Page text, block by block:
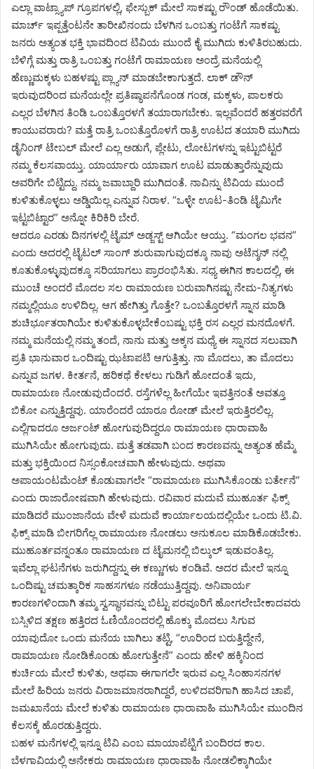
ಎಲ್ಲಾ ವಾಟ್ಸ್ಯಾಪ್ ಗ್ರೂಪಗಳಲ್ಲಿ, ಫೇಸ್ಬುಕ್ ಮೇಲೆ ಸಾಕಷ್ಟು ರೌಂಡ್ ಹೊಡೆಯಿತು.
ಮಾರ್ಚ್ ಇಪ್ಪತ್ತೆಂಟನೇ ತಾರೀಖಿನಂದು ಬೆಳಗಿನ ಒಂಬತ್ತು ಗಂಟೆಗೆ ಸಾಕಷ್ಟು
ಜನರು ಅತ್ಯಂತ ಭಕ್ತಿ ಭಾವದಿಂದ ಟಿವಿಯ ಮುಂದೆ ಕೈ ಮುಗಿದು ಕುಳಿತಿರಬಹುದು.
ಬೆಳಿಗ್ಗೆ ಮತ್ತು ರಾತ್ರಿ ಒಂಬತ್ತು ಗಂಟೆಗೆ ರಾಮಾಯಣ ಅಂದ್ರೆ ಮನೆಯಲ್ಲಿ
ಹೆಣ್ಣುಮಕ್ಕಳು ಬಹಳಷ್ಟು ಪ್ಲ್ಯಾನ್ ಮಾಡಬೇಕಾಗುತ್ತದೆ. ಲಾಕ್ ಡೌನ್
ಇರುವುದರಿಂದ ಮನೆಯಲ್ಲೇ ಪ್ರತಿಷ್ಠಾಪನೆಗೊಂಡ ಗಂಡ, ಮಕ್ಕಳು, ಪಾಲಕರು
ಎಲ್ಲರ ಬೆಳಗಿನ ತಿಂಡಿ ಒಂಬತ್ತೊರಳಗೆ ತಯಾರಾಗಬೇಕು. ಇಲ್ಲವೆಂದರೆ ಹತ್ತರವರೆಗೆ
ಕಾಯುವರಾರು? ಮತ್ತೆ ರಾತ್ರಿ ಒಂಬತ್ತೊರೊಳಗೆ ರಾತ್ರಿ ಊಟದ ತಯಾರಿ ಮುಗಿದು
ಡೈನಿಂಗ್ ಟೇಬಲ್ ಮೇಲೆ ಎಲ್ಲ ಅಡುಗೆ, ಪ್ಲೇಟು, ಲೋಟಗಳನ್ನು ಇಟ್ಟುಬಿಟ್ಟರೆ
ನಮ್ಮ ಕೆಲಸವಾಯ್ತು. ಯಾರ್ಯಾರು ಯಾವಾಗ ಊಟ ಮಾಡುತ್ತಾರೆನ್ನುವುದು
ಅವರಿಗೇ ಬಿಟ್ಟಿದ್ದು. ನಮ್ಮ ಜವಾಬ್ದಾರಿ ಮುಗಿದಂತೆ. ನಾವಿನ್ನು ಟಿವಿಯ ಮುಂದೆ
ಕುಳಿತುಕೊಳ್ಳಲು ಅಡ್ಡಿಯಿಲ್ಲ ಎನ್ನುವ ನಿರಾಳ. “ಒಳ್ಳೇ ಊಟ-ತಿಂಡಿ ಟೈಮಿಗೇ
ಇಟ್ಟಬಿಟ್ಟಾರ” ಅನ್ನೋ ಕಿರಿಕಿರಿ ಬೇರೆ.
ಆದರೂ ಎರಡು ದಿನಗಳಲ್ಲಿ ಟೈಮ್ ಅಡ್ಜಸ್ಟ್ ಆಗಿಯೇ ಆಯ್ತು. “ಮಂಗಲ ಭವನ”
ಎಂದು ಅದರಲ್ಲಿ ಟೈಟಲ್ ಸಾಂಗ್ ಶುರುವಾಗುವುದಕ್ಕೂ ನಾವು ಅಟೆನ್ಶನ್ ನಲ್ಲಿ
ಕೂತುಕೊಳ್ಳುವುದಕ್ಕೂ ಸರಿಯಾಗಲು ಪ್ರಾರಂಭಿಸಿತು. ಸಧ್ಯ ಈಗಿನ ಕಾಲದಲ್ಲಿ, ಈ
ಮುಂಚೆ ಅಂದರೆ ಮೊದಲ ಸಲ ರಾಮಾಯಣ ಬರುವಾಗಿನಷ್ಟು ನೇಮ-ನಿತ್ಯಗಳು
ನಮ್ಮಲ್ಲಿಯೂ ಉಳಿದಿಲ್ಲ. ಆಗ ಹೇಗಿತ್ತು ಗೊತ್ತೇ? ಒಂಬತ್ತೊರಳಗೆ ಸ್ನಾನ ಮಾಡಿ
ಶುಚಿರ್ಭೂತರಾಗಿಯೇ ಕುಳಿತುಕೊಳ್ಳಬೇಕೆಂಬಷ್ಟು ಭಕ್ತಿ ರಸ ಎಲ್ಲರ ಮನದೊಳಗೆ.
ನಮ್ಮ ಮನೆಯಲ್ಲಿ ನಮ್ಮ ತಂದೆ, ನಾನು ಮತ್ತು ಅಕ್ಕನ ಮಧ್ಯೆ ಈ ಸ್ನಾನದ ಸಲುವಾಗಿ
ಪ್ರತಿ ಭಾನುವಾರ ಒಂದಿಷ್ಟು ಝಟಾಪಟಿ ಆಗುತ್ತಿತ್ತು. ನಾ ಮೊದಲು, ತಾ ಮೊದಲು
ಎನ್ನುವ ಜಗಳ. ಕೀರ್ತನೆ, ಹರಿಕಥೆ ಕೇಳಲು ಗುಡಿಗೆ ಹೋದಂತೆ ಇದು,
ರಾಮಾಯಣ ನೋಡುವುದೆಂದರೆ. ರಸ್ತೆಗಳೆಲ್ಲ ಹೀಗೆಯೇ ಇವತ್ತಿನಂತೆ ಅವತ್ತೂ
ಬಿಕೋ ಎನ್ನುತ್ತಿದ್ದವು. ಯಾರೆಂದರೆ ಯಾರೂ ರೋಡ್ ಮೇಲೆ ಇರುತ್ತಿರಲಿಲ್ಲ.
ಎಲ್ಲಿಗಾದರೂ ಅರ್ಜಂಟ್ ಹೋಗುವುದಿದ್ದರೂ ರಾಮಾಯಣ ಧಾರಾವಾಹಿ
ಮುಗಿಸಿಯೇ ಹೋಗುವುದು. ಮತ್ತೆ ತಡವಾಗಿ ಬಂದ ಕಾರಣವನ್ನು ಅತ್ಯಂತ ಹೆಮ್ಮೆ
ಮತ್ತು ಭಕ್ತಿಯಿಂದ ನಿಸ್ಸಂಕೋಚವಾಗಿ ಹೇಳುವುದು. ಅಥವಾ
ಅಪಾಯಂಟಮೆಂಟ್ ಕೊಡುವಾಗಲೇ “ರಾಮಾಯಣ ಮುಗಿಸಿಕೊಂಡು ಬರ್ತೇನೆ”
ಎಂದು ರಾಜಾರೋಷವಾಗಿ ಹೇಳುವುದು. ರವಿವಾರ ಮದುವೆ ಮುಹೂರ್ತ ಫಿಕ್ಸ್
ಮಾಡಿದರೆ ಮುಂಜಾನೆಯ ವೇಳೆ ಮದುವೆ ಕಾರ್ಯಾಲಯದಲ್ಲಿಯೇ ಒಂದು ಟಿ.ವಿ.
ಫಿಕ್ಸ್ ಮಾಡಿ ಬೀಗರಿಗೆಲ್ಲ ರಾಮಾಯಣ ನೋಡಲು ಅನುಕೂಲ ಮಾಡಿಕೊಡಬೇಕು.
ಮುಹೂರ್ತವನ್ನಂತೂ ರಾಮಾಯಣ ದ ಟೈಮನಲ್ಲಿ ಬಿಲ್ಕುಲ್ ಇಡುವಂತಿಲ್ಲ.
ಇವೆಲ್ಲಾ ಘಟನೆಗಳು ಜರುಗಿದ್ದನ್ನು ಈ ಕಣ್ಣುಗಳು ಕಂಡಿವೆ. ಅದರ ಮೇಲೆ ಇನ್ನೂ
ಒಂದಿಷ್ಟು ಚಮತ್ಕಾರಿಕ ಸಾಹಸಗಳೂ ನಡೆಯುತ್ತಿದ್ದವು. ಅನಿವಾರ್ಯ
ಕಾರಣಗಳಿಂದಾಗಿ ತಮ್ಮ ಸ್ವಸ್ಥಾನವನ್ನು ಬಿಟ್ಟು ಪರವೂರಿಗೆ ಹೋಗಲೇಬೇಕಾದವರು
ಬಸ್ಸಿಳಿದ ತಕ್ಷಣ ಹತ್ತಿರದ ಓಣಿಯೊಂದರಲ್ಲಿ ಹೊಕ್ಕು ಮೊದಲು ಸಿಗುವ
ಯಾವುದೋ ಒಂದು ಮನೆಯ ಬಾಗಿಲು ತಟ್ಟಿ, “ಊರಿಂದ ಬರುತ್ತಿದ್ದೇನೆ,
ರಾಮಾಯಣ ನೋಡಿಕೊಂಡು ಹೋಗುತ್ತೇನೆ” ಎಂದು ಹೇಳಿ ಹಕ್ಕಿನಿಂದ
ಕುರ್ಚಿಯ ಮೇಲೆ ಕುಳಿತು, ಅಥವಾ ಈಗಾಗಲೇ ಇರುವ ಎಲ್ಲ ಸಿಂಹಾಸನಗಳ
ಮೇಲೆ ಹಿರಿಯ ಜನರು ವಿರಾಜಮಾನರಾಗಿದ್ದರೆ, ಉಳಿದವರಿಗಾಗಿ ಹಾಸಿದ ಚಾಪೆ,
ಜಮಖಾನೆಯ ಮೇಲೆ ಕುಳಿತು ರಾಮಾಯಣ ಧಾರಾವಾಹಿ ಮುಗಿಸಿಯೇ ಮುಂದಿನ
ಕೆಲಸಕ್ಕೆ ಹೊರಡುತ್ತಿದ್ದರು.
ಬಹಳ ಮನೆಗಳಲ್ಲಿ ಇನ್ನೂ ಟಿವಿ ಎಂಬ ಮಾಯಾಪೆಟ್ಟಿಗೆ ಬಂದಿರದ ಕಾಲ.
ಬೆಳಗಾವಿಯಲ್ಲಿ ಅನೇಕರು ರಾಮಾಯಣ ಧಾರಾವಾಹಿ ನೋಡಲಿಕ್ಕಾಗಿಯೇ